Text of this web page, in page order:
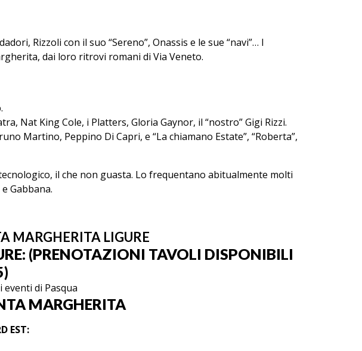
Rizzoli con il suo “Sereno”, Onassis e le sue “navi”… I
dai loro ritrovi romani di Via Veneto.
Nat King Cole, i Platters, Gloria Gaynor, il “nostro” Gigi Rizzi.
Martino, Peppino Di Capri, e “La chiamano Estate”, “Roberta”,
il che non guasta. Lo frequentano abitualmente molti
Gabbana.
MARGHERITA LIGURE
(PRENOTAZIONI TAVOLI DISPONIBILI
eventi di Pasqua
MARGHERITA
EST: